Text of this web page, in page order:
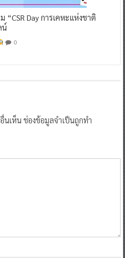
“CSR Day การเคหะแห่งชาติ
น์
0
นเห็นช่องข้อมูลจำเป็นถูกทำ